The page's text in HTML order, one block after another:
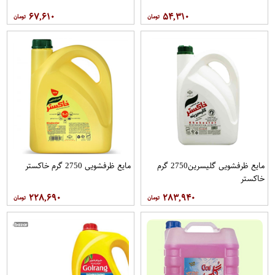
۵۴,۳۱۰ ۶۷,۶۱۰
مایع ظرفشویی گلیسرین2750 گرم
خاکستر
۲۸۳,۹۴۰
مایع ظرفشویی 2750 گرم خاکستر
۲۲۸,۶۹۰